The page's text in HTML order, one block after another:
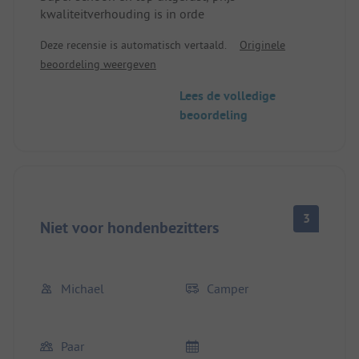
kwaliteitverhouding is in orde
Deze recensie is automatisch vertaald.
Originele
beoordeling weergeven
Lees de volledige
beoordeling
Niet voor hondenbezitters 3
Michael Camper
Paar